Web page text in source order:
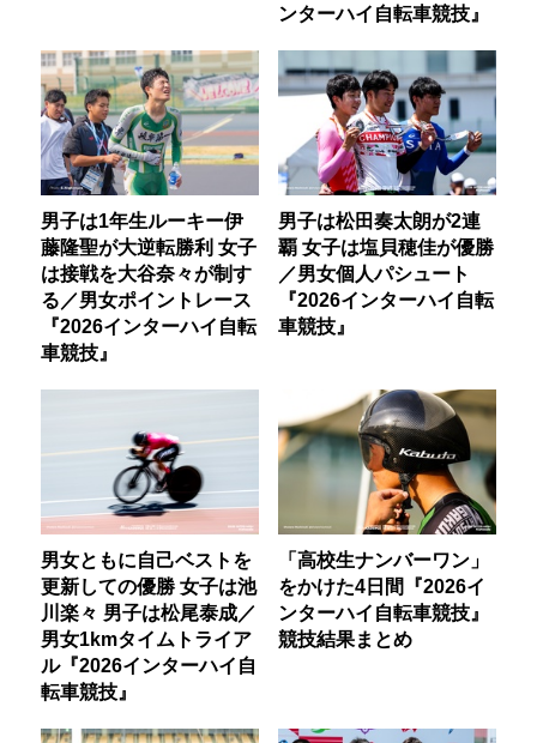
ンターハイ自転車競技』
男子は1年生ルーキー伊
藤隆聖が大逆転勝利 女子
は接戦を大谷奈々が制す
る／男女ポイントレース
『2026インターハイ自転
車競技』
男子は松田奏太朗が2連
覇 女子は塩貝穂佳が優勝
／男女個人パシュート
『2026インターハイ自転
車競技』
男女ともに自己ベストを
更新しての優勝 女子は池
川楽々 男子は松尾泰成／
男女1kmタイムトライア
ル『2026インターハイ自
転車競技』
「高校生ナンバーワン」
をかけた4日間『2026イ
ンターハイ自転車競技』
競技結果まとめ